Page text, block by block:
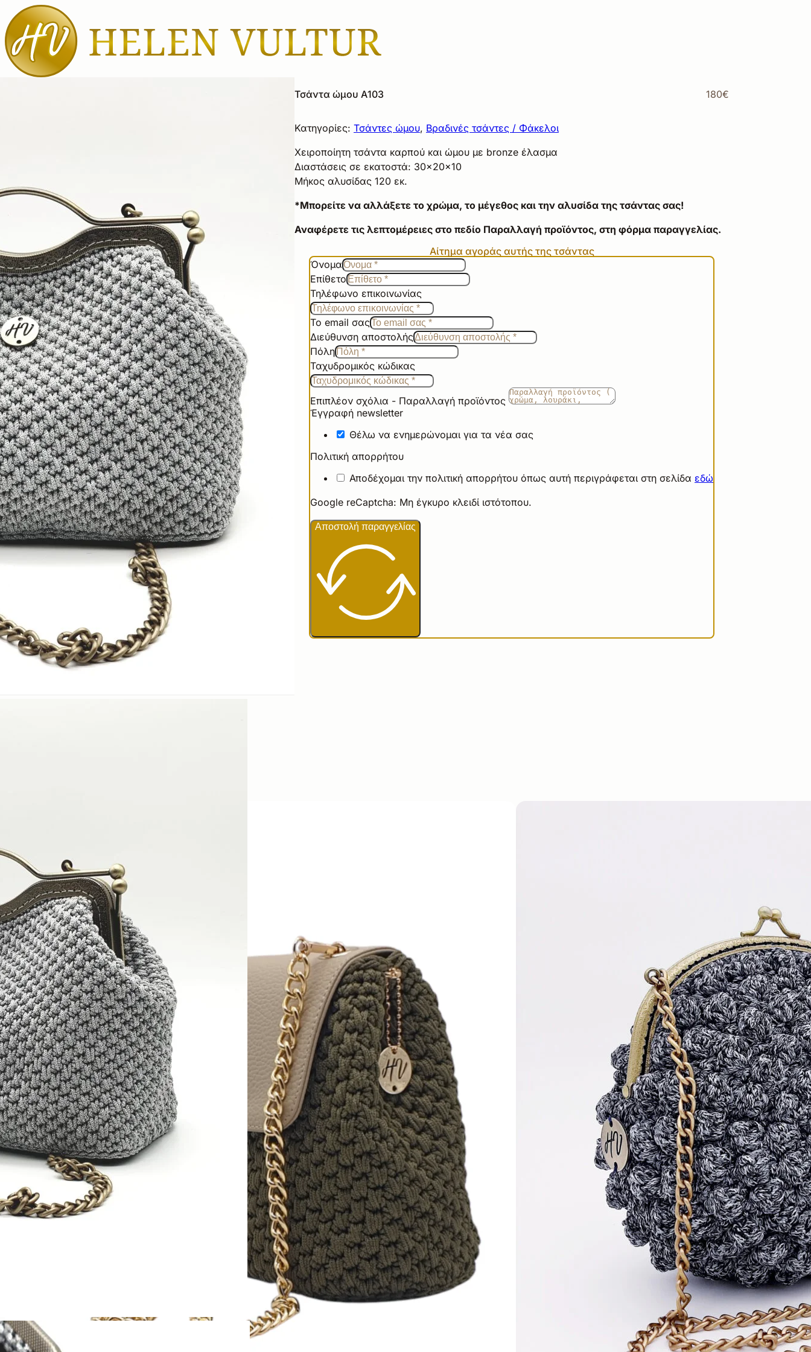
ώμου
Βραδινές
τσάντες /
Φάκελοι
Σακίδια
πλάτης
Πληροφορίες
Επικοινωνία
Αρχική
Τσάντες
Τσάντες
θαλάσσης
Καθημερινές
τσάντες
Τσάντες
ώμου
Βραδινές
τσάντες /
Φάκελοι
Σακίδια
πλάτης
Πληροφορίες
Επικοινωνία
Τσάντα ώμου Α103 180€
Κατηγορίες: Τσάντες ώμου, Βραδινές τσάντες / Φάκελοι
Χειροποίητη τσάντα καρπού και ώμου με bronze έλασμα
Διαστάσεις σε εκατοστά: 30×20×10
Μήκος αλυσίδας 120 εκ.
*Μπορείτε να αλλάξετε το χρώμα, το μέγεθος και την αλυσίδα της τσάντας σας!
Αναφέρετε τις λεπτομέρειες στο πεδίο Παραλλαγή προϊόντος, στη φόρμα παραγγελίας.
Αίτημα αγοράς αυτής της τσάντας
Όνομα
Επίθετο
Τηλέφωνο επικοινωνίας
Το email σας
Διεύθυνση αποστολής
Πόλη
Ταχυδρομικός κώδικας
Επιπλέον σχόλια - Παραλλαγή προϊόντος
Έγγραφή newsletter
Θέλω να ενημερώνομαι για τα νέα σας
Πολιτική απορρήτου
Αποδέχομαι την πολιτική απορρήτου όπως αυτή περιγράφεται στη σελίδα εδώ
Google reCaptcha: Μη έγκυρο κλειδί ιστότοπου.
Αποστολή παραγγελίας